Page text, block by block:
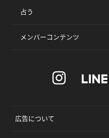
占う
メンバーコンテンツ
広告について